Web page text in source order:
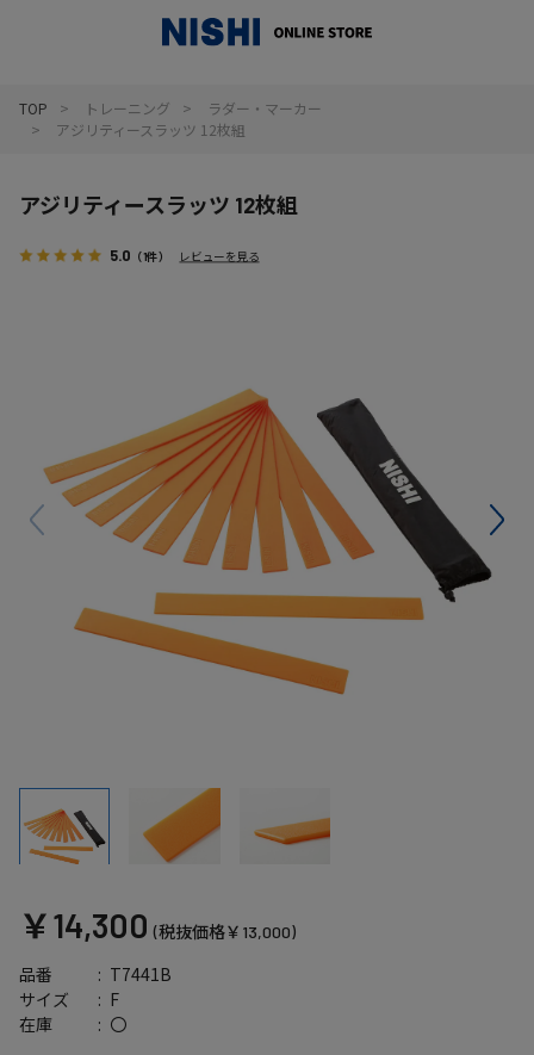
TOP トレーニング
ラダー・マーカー
アジリティースラッツ 12枚組
アジリティースラッツ 12枚組
5.0 （1件） レビューを見る
￥14,300 (税抜価格￥13,000)
品番 T7441B
サイズ F
在庫 〇